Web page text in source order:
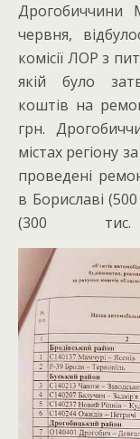
Дрогобиччини
червня,
комісії ЛОР з
якій було
коштів на
грн.
містах регіону
проведені
в Бориславі
(300